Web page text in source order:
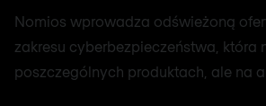
Nomios wprowadza odświeżoną
zakresu cyberbezpieczeństwa, która
poszczególnych produktach, ale na